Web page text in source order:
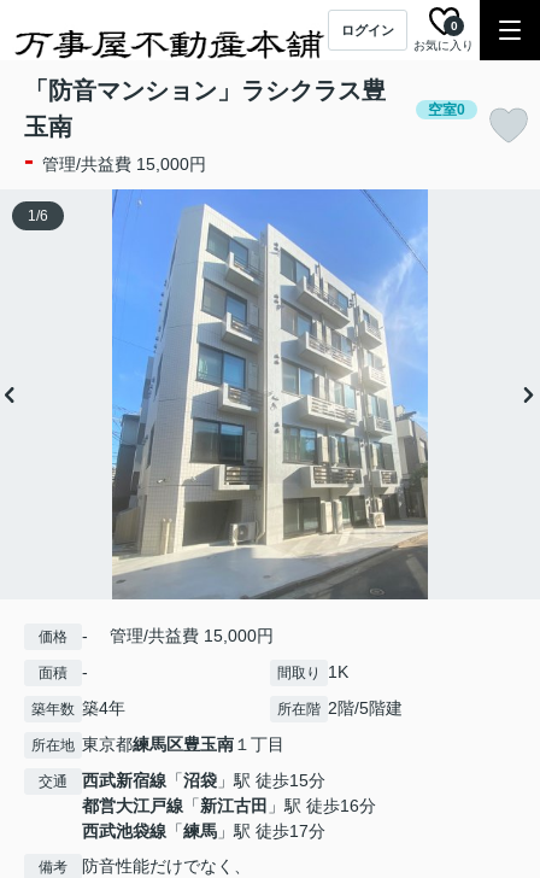
ログイン
お気に入り
0
「防音マンション」ラシクラス豊
玉南
空室0
- 管理/共益費 15,000円
1/6
価格 - 管理/共益費 15,000円
面積 - 間取り 1K
築年数 築4年 所在階 2階/5階建
所在地 東京都練馬区豊玉南１丁目
交通 西武新宿線 「沼袋 」駅 徒歩15分
都営大江戸線 「新江古田 」駅 徒歩16分
西武池袋線 「練馬 」駅 徒歩17分
備考
防音性能だけでなく、